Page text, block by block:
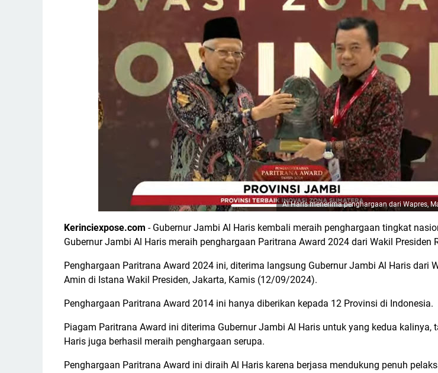
Al Haris menerima penghargaan dari Wapres,
Kerinciexpose.com - Gubernur Jambi Al Haris kembali meraih penghargaan tingkat
Gubernur Jambi Al Haris meraih penghargaan Paritrana Award 2024 dari Wakil Presiden
Penghargaan Paritrana Award 2024 ini, diterima langsung Gubernur Jambi Al Haris dari
Amin di Istana Wakil Presiden, Jakarta, Kamis (12/09/2024).
Penghargaan Paritrana Award 2014 ini hanya diberikan kepada 12 Provinsi di Indonesia.
Piagam Paritrana Award ini diterima Gubernur Jambi Al Haris untuk yang kedua kalinya,
Haris juga berhasil meraih penghargaan serupa.
Penghargaan Paritrana Award ini diraih Al Haris karena berjasa mendukung penuh